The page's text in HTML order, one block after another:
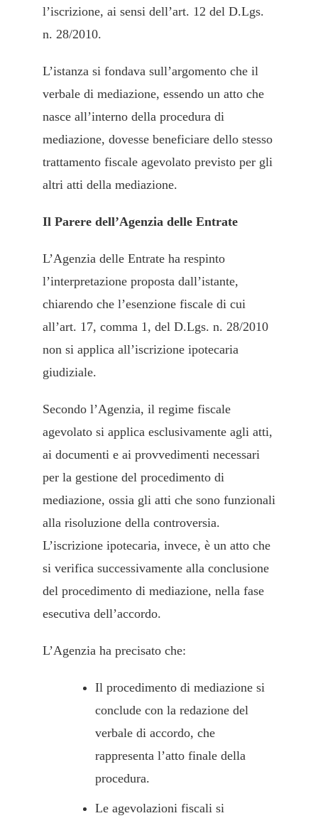
l’iscrizione, ai sensi dell’art. 12 del D.Lgs.
n. 28/2010.
L’istanza si fondava sull’argomento che il
verbale di mediazione, essendo un atto che
nasce all’interno della procedura di
mediazione, dovesse beneficiare dello stesso
trattamento fiscale agevolato previsto per gli
altri atti della mediazione.
Il Parere dell’Agenzia delle Entrate
L’Agenzia delle Entrate ha respinto
l’interpretazione proposta dall’istante,
chiarendo che l’esenzione fiscale di cui
all’art. 17, comma 1, del D.Lgs. n. 28/2010
non si applica all’iscrizione ipotecaria
giudiziale.
Secondo l’Agenzia, il regime fiscale
agevolato si applica esclusivamente agli atti,
ai documenti e ai provvedimenti necessari
per la gestione del procedimento di
mediazione, ossia gli atti che sono funzionali
alla risoluzione della controversia.
L’iscrizione ipotecaria, invece, è un atto che
si verifica successivamente alla conclusione
del procedimento di mediazione, nella fase
esecutiva dell’accordo.
L’Agenzia ha precisato che:
Il procedimento di mediazione si
conclude con la redazione del
verbale di accordo, che
rappresenta l’atto finale della
procedura.
Le agevolazioni fiscali si